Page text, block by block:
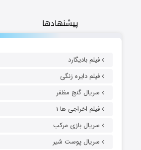
پیشنهادها
فیلم بادیگارد
فیلم دایره زنگی
سریال گنج مظفر
فیلم اخراجی ها ۱
سریال بازی مرکب
سریال پوست شیر